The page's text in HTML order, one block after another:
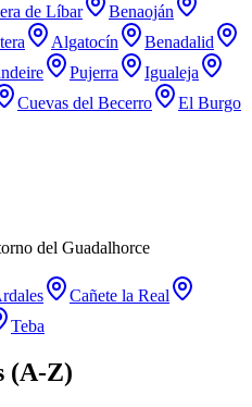
de Líbar
Benaoján
Algatocín
Benadalid
Pujerra
Igualeja
Cuevas del Becerro
El Burgo
del Guadalhorce
Cañete la Real
Teba
(A-Z)